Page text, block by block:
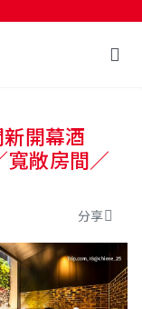
開幕酒
敞房間／
分享